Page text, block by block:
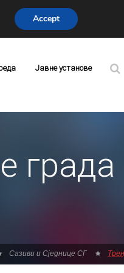
Јавне установе
града
Сазиви и Сједнице СГ
Accept